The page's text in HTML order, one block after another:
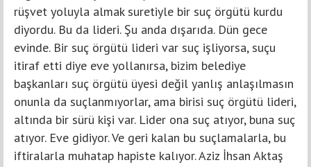
rüşvet yoluyla almak suretiyle bir suç örgütü kurdu
diyordu. Bu da lideri. Şu anda dışarıda. Dün gece
evinde. Bir suç örgütü lideri var suç işliyorsa, suçu
itiraf etti diye eve yollanırsa, bizim belediye
başkanları suç örgütü üyesi değil yanlış anlaşılmasın
onunla da suçlanmıyorlar, ama birisi suç örgütü lideri,
altında bir sürü kişi var. Lider ona suç atıyor, buna suç
atıyor. Eve gidiyor. Ve geri kalan bu suçlamalarla, bu
iftiralarla muhatap hapiste kalıyor. Aziz İhsan Aktaş